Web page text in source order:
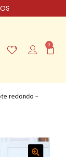
0
redondo –